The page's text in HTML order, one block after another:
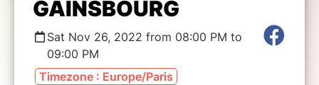
GAINSBOURG
Sat Nov 26, 2022 from 08:00 PM to
09:00 PM
Timezone : Europe/Paris